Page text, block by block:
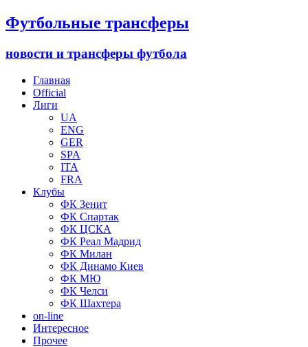
Футбольные трансферы
новости и трансферы футбола
Главная
Official
Лиги
UA
ENG
GER
SPA
ITA
FRA
Клубы
ФК Зенит
ФК Спартак
ФК ЦСКА
ФК Реал Мадрид
ФК Милан
ФК Динамо Киев
ФК МЮ
ФК Челси
ФК Шахтера
on-line
Интересное
Прочее